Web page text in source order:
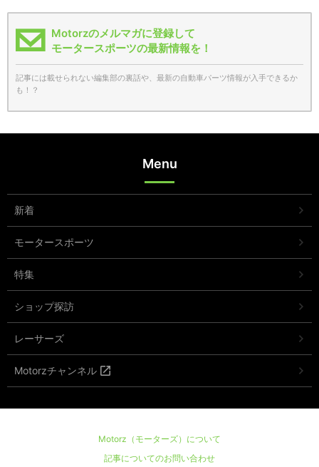
Motorzのメルマガに登録して
モータースポーツの最新情報を！
記事には載せられない編集部の裏話や、最新の自動車パーツ情報が入手できるか
も！？
Menu
新着
モータースポーツ
特集
ショップ探訪
レーサーズ
Motorzチャンネル
Motorz（モーターズ）について
記事についてのお問い合わせ